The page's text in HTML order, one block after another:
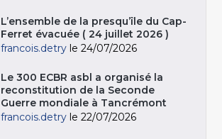
L’ensemble de la presqu’île du Cap-
Ferret évacuée ( 24 juillet 2026 )
francois.detry le 24/07/2026
Le 300 ECBR asbl a organisé la
reconstitution de la Seconde
Guerre mondiale à Tancrémont
francois.detry le 22/07/2026